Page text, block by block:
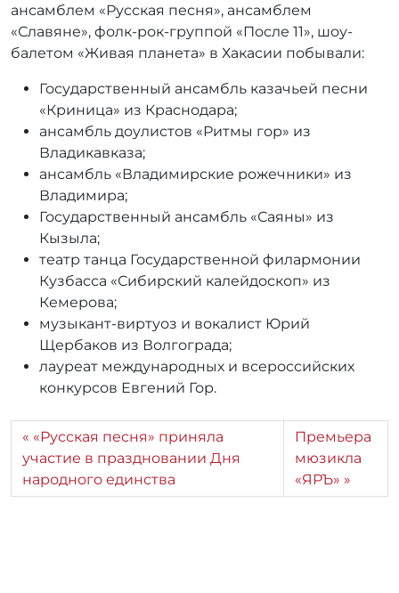
ансамблем «Русская песня», ансамблем
«Славяне», фолк-рок-группой «После 11», шоу-
балетом «Живая планета» в Хакасии побывали:
Государственный ансамбль казачьей песни
«Криница» из Краснодара;
ансамбль доулистов «Ритмы гор» из
Владикавказа;
ансамбль «Владимирские рожечники» из
Владимира;
Государственный ансамбль «Саяны» из
Кызыла;
театр танца Государственной филармонии
Кузбасса «Сибирский калейдоскоп» из
Кемерова;
музыкант-виртуоз и вокалист Юрий
Щербаков из Волгограда;
лауреат международных и всероссийских
конкурсов Евгений Гор.
«Русская песня» приняла
участие в праздновании Дня
народного единства
Премьера
мюзикла
«ЯРЪ»